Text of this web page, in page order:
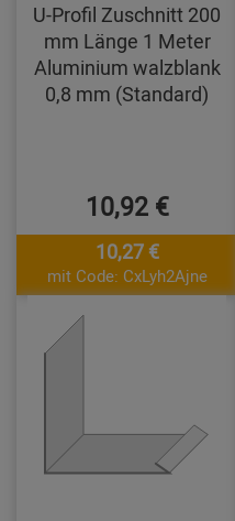
U-Profil Zuschnitt 200
mm Länge 1 Meter
Aluminium walzblank
0,8 mm (Standard)
10,92 €
10,27 €
mit Code: CxLyh2Ajne